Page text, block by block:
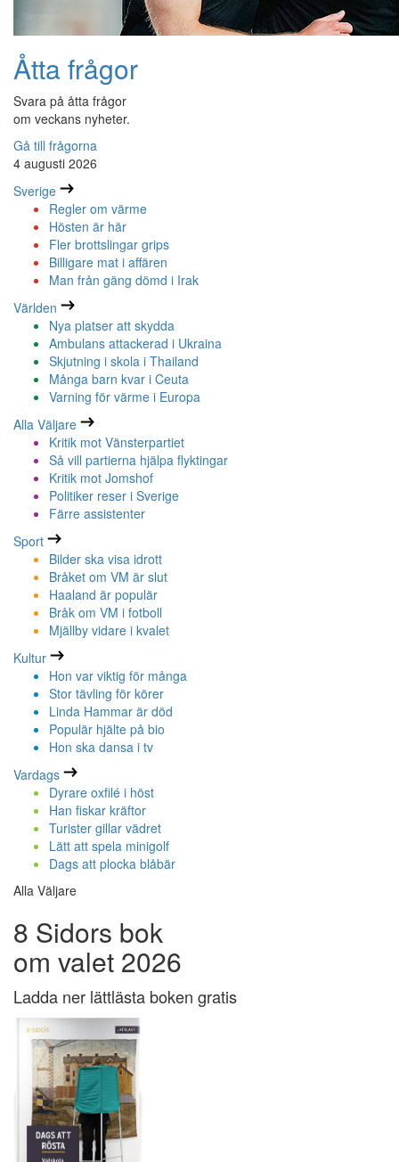
Åtta frågor
Svara på åtta frågor
om veckans nyheter.
Gå till frågorna
4 augusti 2026
Sverige
Regler om värme
Hösten är här
Fler brottslingar grips
Billigare mat i affären
Man från gäng dömd i Irak
Världen
Nya platser att skydda
Ambulans attackerad i Ukraina
Skjutning i skola i Thailand
Många barn kvar i Ceuta
Varning för värme i Europa
Alla Väljare
Kritik mot Vänsterpartiet
Så vill partierna hjälpa flyktingar
Kritik mot Jomshof
Politiker reser i Sverige
Färre assistenter
Sport
Bilder ska visa idrott
Bråket om VM är slut
Haaland är populär
Bråk om VM i fotboll
Mjällby vidare i kvalet
Kultur
Hon var viktig för många
Stor tävling för körer
Linda Hammar är död
Populär hjälte på bio
Hon ska dansa i tv
Vardags
Dyrare oxfilé i höst
Han fiskar kräftor
Turister gillar vädret
Lätt att spela minigolf
Dags att plocka blåbär
Alla Väljare
8 Sidors bok
om valet 2026
Ladda ner lättlästa boken gratis